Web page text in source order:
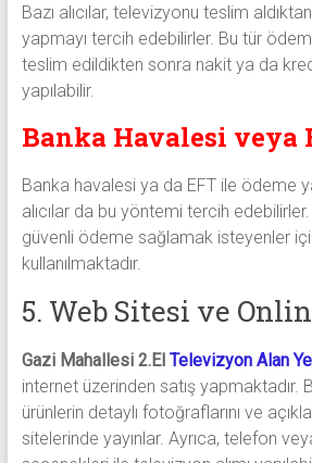
Bazı alıcılar, televizyonu teslim
yapmayı tercih edebilirler. Bu tür
teslim edildikten sonra nakit ya da
yapılabilir.
Banka Havalesi veya
Banka havalesi ya da EFT ile ödeme
alıcılar da bu yöntemi tercih
güvenli ödeme sağlamak isteyenler
kullanılmaktadır.
5. Web Sitesi ve
Gazi Mahallesi 2.El Televizyon Alan
internet üzerinden satış yapmaktadır.
ürünlerin detaylı fotoğraflarını ve
sitelerinde yayınlar. Ayrıca, telefon